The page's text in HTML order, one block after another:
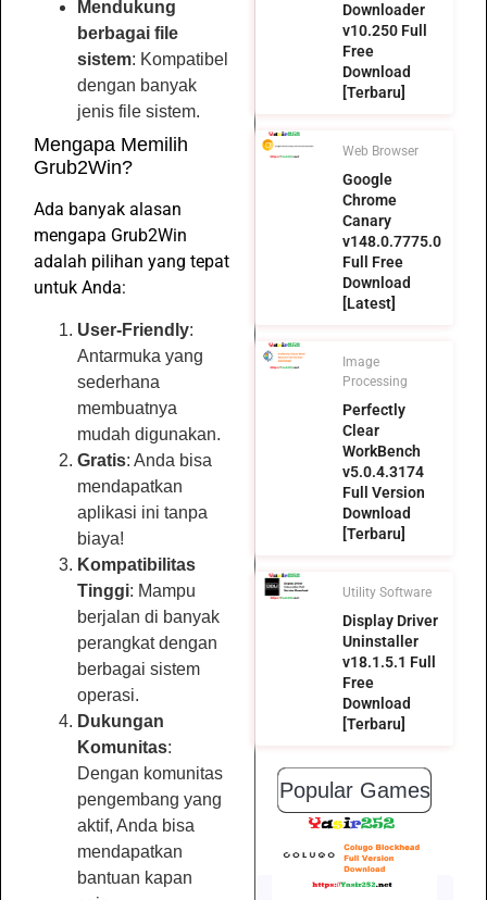
Mendukung
berbagai file
sistem: Kompatibel
dengan banyak
jenis file sistem.
Mengapa Memilih
Grub2Win?
Ada banyak alasan
mengapa Grub2Win
adalah pilihan yang tepat
untuk Anda:
User-Friendly:
Antarmuka yang
sederhana
membuatnya
mudah digunakan.
Gratis: Anda bisa
mendapatkan
aplikasi ini tanpa
biaya!
Kompatibilitas
Tinggi: Mampu
berjalan di banyak
perangkat dengan
berbagai sistem
operasi.
Dukungan
Komunitas:
Dengan komunitas
pengembang yang
aktif, Anda bisa
mendapatkan
bantuan kapan
Downloader
v10.250 Full
Free
Download
[Terbaru]
Web Browser
Google
Chrome
Canary
v148.0.7775.0
Full Free
Download
[Latest]
Image
Processing
Perfectly
Clear
WorkBench
v5.0.4.3174
Full Version
Download
[Terbaru]
Utility Software
Display Driver
Uninstaller
v18.1.5.1 Full
Free
Download
[Terbaru]
Popular Games